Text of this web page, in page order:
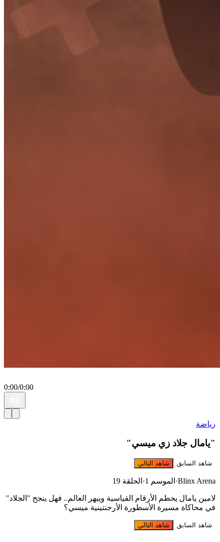
0:00/0:00
رياضة
"يامال جلاد زي ميسي"
شاهد السابق شاهد التالي
Blinx Arena
·الموسم 1 ·الحلقة 19
لامين يامال يحطم الأرقام القياسية ويبهر العالم.. فهل ينجح "الجلاد"
في محاكاة مسيرة الأسطورة الأرجنتينية ميسي؟
شاهد السابق شاهد التالي